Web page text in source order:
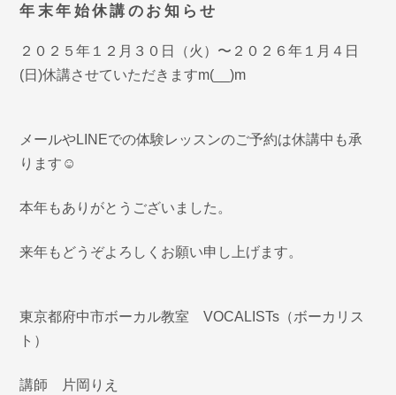
年末年始休講のお知らせ
２０２５年１２月３０日（火）〜２０２６年１月４日
(日)休講させていただきますm(__)m
メールやLINEでの体験レッスンのご予約は休講中も承
ります☺️
本年もありがとうございました。
来年もどうぞよろしくお願い申し上げます。
東京都府中市ボーカル教室 VOCALISTs（ボーカリス
ト）
講師 片岡りえ